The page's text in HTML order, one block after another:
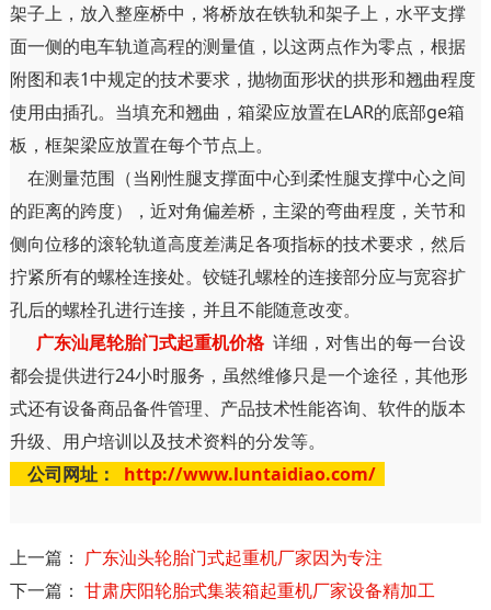
架子上，放入整座桥中，将桥放在铁轨和架子上，水平支撑
面一侧的电车轨道高程的测量值，以这两点作为零点，根据
附图和表1中规定的技术要求，抛物面形状的拱形和翘曲程度
使用由插孔。当填充和翘曲，箱梁应放置在LAR的底部ge箱
板，框架梁应放置在每个节点上。
在测量范围（当刚性腿支撑面中心到柔性腿支撑中心之间
的距离的跨度），近对角偏差桥，主梁的弯曲程度，关节和
侧向位移的滚轮轨道高度差满足各项指标的技术要求，然后
拧紧所有的螺栓连接处。铰链孔螺栓的连接部分应与宽容扩
孔后的螺栓孔进行连接，并且不能随意改变。
广东汕尾轮胎门式起重机价格 详细，对售出的每一台设
都会提供进行24小时服务，虽然维修只是一个途径，其他形
式还有设备商品备件管理、产品技术性能咨询、软件的版本
升级、用户培训以及技术资料的分发等。
公司网址：
http://www.luntaidiao.com/
上一篇： 广东汕头轮胎门式起重机厂家因为专注
下一篇： 甘肃庆阳轮胎式集装箱起重机厂家设备精加工